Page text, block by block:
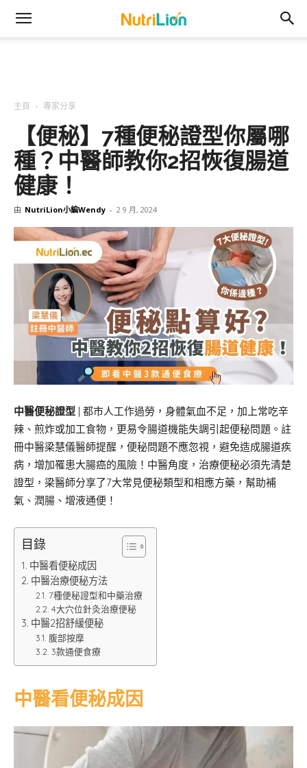
主頁 專家分享
【便秘】7種便秘證型你屬哪
種？中醫師教你2招恢復腸道
健康！
由 NutriLion小編Wendy - 2 9 月, 2024
中醫便秘證型 | 都市人工作過勞，身體氣血不足，加上常吃辛
辣、煎炸或加工食物，更易令腸道機能失調引起便秘問題。註
冊中醫梁慧儀醫師提醒，便秘問題不應忽視，避免造成腸道疾
病，增加罹患大腸癌的風險！中醫角度，治療便秘必須先清楚
證型，梁醫師分享了7大常見便秘類型和相應方藥，幫助補
氣、潤腸、增液通便！
目錄
中醫看便秘成因
中醫治療便秘方法
7種便秘證型和中藥治療
4大穴位針灸治療便秘
中醫2招舒緩便秘
腹部按摩
3款通便食療
中醫看便秘成因